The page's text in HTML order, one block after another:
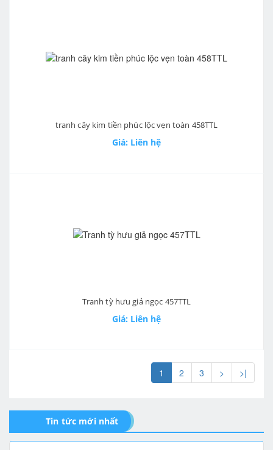
tranh cây kim tiền phúc lộc vẹn toàn 458TTL
Giá: Liên hệ
Tranh tỳ hưu giả ngọc 457TTL
Giá: Liên hệ
1 2 3 > >|
Tin tức mới nhất